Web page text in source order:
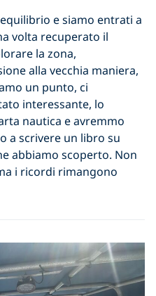
e siamo entrati a
volta recuperato il
la zona,
alla vecchia maniera,
un punto, ci
interessante, lo
nautica e avremmo
a scrivere un libro su
abbiamo scoperto. Non
i ricordi rimangono